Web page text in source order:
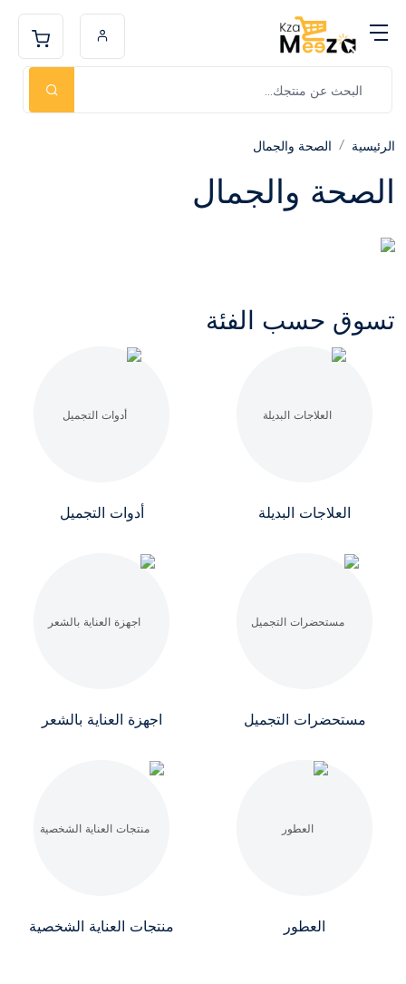
الرئيسية الصحة والجمال
الصحة والجمال
تسوق حسب الفئة
العلاجات البديلة أدوات التجميل
مستحضرات التجميل اجهزة العناية بالشعر
العطور منتجات العناية الشخصية